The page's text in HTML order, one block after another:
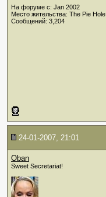
На форуме с: Jan 2002
Место жительства: The Pie Hole
Сообщений: 3,204
24-01-2007, 21:01
Oban
Sweet Secretariat!